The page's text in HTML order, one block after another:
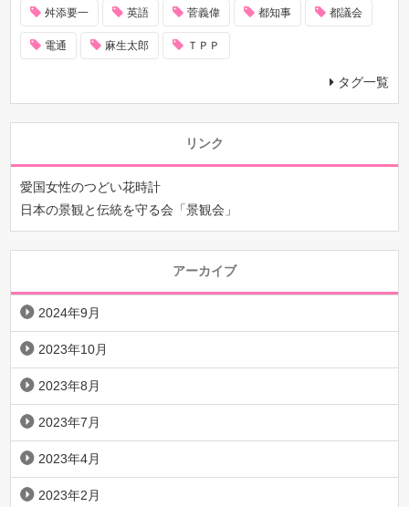
舛添要一 英語 菅義偉 都知事 都議会
電通 麻生太郎 ＴＰＰ
タグ一覧
リンク
愛国女性のつどい花時計
日本の景観と伝統を守る会「景観会」
アーカイブ
2024年9月
2023年10月
2023年8月
2023年7月
2023年4月
2023年2月